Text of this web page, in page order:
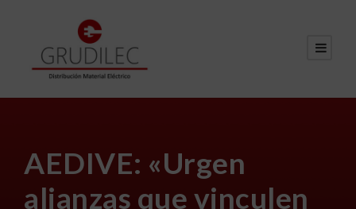
AEDIVE: «Urgen
alianzas que vinculen